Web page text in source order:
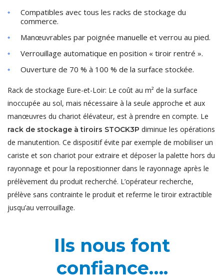
Compatibles avec tous les racks de stockage du
commerce.
Manœuvrables par poignée manuelle et verrou au pied.
Verrouillage automatique en position « tiroir rentré ».
Ouverture de 70 % à 100 % de la surface stockée.
Rack de stockage Eure-et-Loir: Le coût au m² de la surface
inoccupée au sol, mais nécessaire à la seule approche et aux
manœuvres du chariot élévateur, est à prendre en compte. Le
rack de stockage à tiroirs STOCK3P diminue les opérations
de manutention. Ce dispositif évite par exemple de mobiliser un
cariste et son chariot pour extraire et déposer la palette hors du
rayonnage et pour la repositionner dans le rayonnage après le
prélèvement du produit recherché. L’opérateur recherche,
prélève sans contrainte le produit et referme le tiroir extractible
jusqu’au verrouillage.
Ils nous font
confiance….